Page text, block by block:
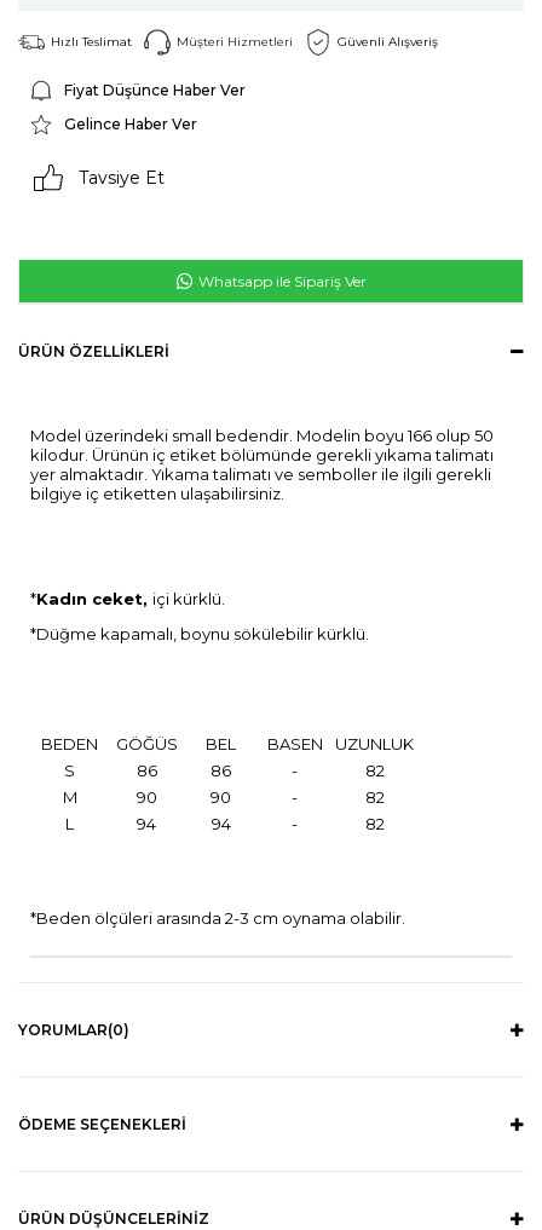
Hızlı Teslimat Müşteri Hizmetleri Güvenli Alışveriş
Fiyat Düşünce Haber Ver
Gelince Haber Ver
Tavsiye Et
Whatsapp ile Sipariş Ver
ÜRÜN ÖZELLIKLERI
Model üzerindeki small bedendir. Modelin boyu 166 olup 50
kilodur. Ürünün iç etiket bölümünde gerekli yıkama talimatı
yer almaktadır. Yıkama talimatı ve semboller ile ilgili gerekli
bilgiye iç etiketten ulaşabilirsiniz.
*Kadın ceket, içi kürklü.
*Düğme kapamalı, boynu sökülebilir kürklü.
BEDEN GÖĞÜS BEL BASEN
UZUNLUK
S
86 86 -
82
M
90 90 -
82
L
94 94 - 82
*Beden ölçüleri arasında 2-3 cm oynama olabilir.
YORUMLAR(0)
ÖDEME SEÇENEKLERI
ÜRÜN DÜŞÜNCELERINIZ